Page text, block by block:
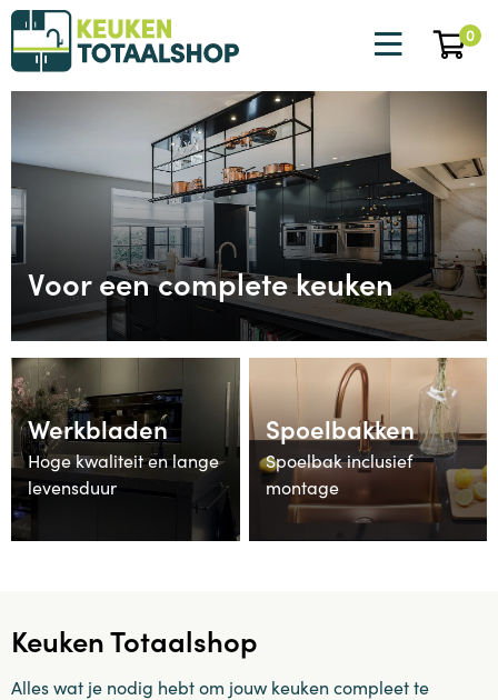
0
Voor een complete keuken
Werkbladen
Hoge kwaliteit en lange
levensduur
Spoelbakken
Spoelbak inclusief
montage
Keuken Totaalshop
Alles wat je nodig hebt om jouw keuken compleet te